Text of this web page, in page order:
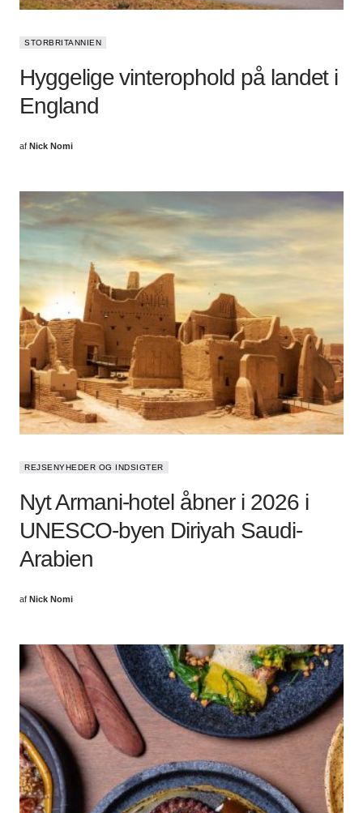
STORBRITANNIEN
Hyggelige vinterophold på landet i
England
af Nick Nomi
REJSENYHEDER OG INDSIGTER
Nyt Armani-hotel åbner i 2026 i
UNESCO-byen Diriyah Saudi-
Arabien
af Nick Nomi